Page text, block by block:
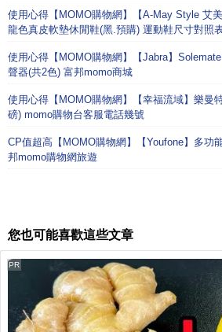
使用心得【MOMO購物網】【A-May Style 艾
龍色真皮軟墊休閒鞋(黑.預購) 運動鞋尺寸對照
使用心得【MOMO購物網】【Jabra】
聲器(共2色) 富邦momo商城
使用心得【MOMO購物網】【幸福流域】樂曼
磅) momo購物台客服電話幾號
CP值超高【MOMO購物網】【Youfone】多功
邦momo購物網旅遊
您也可能喜歡這些文章
PR